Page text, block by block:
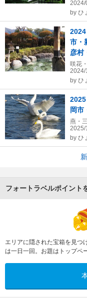
2024/
by ひ
市・
彦村
咲花
2024/
by ひ
岡市
燕・
2025/
by ひ
フォートラベルポイント
エリアに隠された宝箱を見つ
は一日一回。お題はトップペ